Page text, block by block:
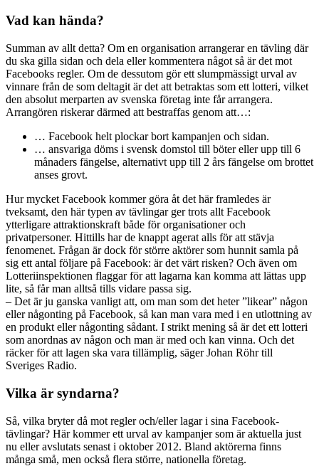
Vad kan hända?
Summan av allt detta? Om en organisation arrangerar en tävling där
du ska gilla sidan och dela eller kommentera något så är det mot
Facebooks regler. Om de dessutom gör ett slumpmässigt urval av
vinnare från de som deltagit är det att betraktas som ett lotteri, vilket
den absolut merparten av svenska företag inte får arrangera.
Arrangören riskerar därmed att bestraffas genom att…:
… Facebook helt plockar bort kampanjen och sidan.
… ansvariga döms i svensk domstol till böter eller upp till 6
månaders fängelse, alternativt upp till 2 års fängelse om brottet
anses grovt.
Hur mycket Facebook kommer göra åt det här framledes är
tveksamt, den här typen av tävlingar ger trots allt Facebook
ytterligare attraktionskraft både för organisationer och
privatpersoner. Hittills har de knappt agerat alls för att stävja
fenomenet. Frågan är dock för större aktörer som hunnit samla på
sig ett antal följare på Facebook: är det värt risken? Och även om
Lotteriinspektionen flaggar för att lagarna kan komma att lättas upp
lite, så får man alltså tills vidare passa sig.
– Det är ju ganska vanligt att, om man som det heter ”likear” någon
eller någonting på Facebook, så kan man vara med i en utlottning av
en produkt eller någonting sådant. I strikt mening så är det ett lotteri
som anordnas av någon och man är med och kan vinna. Och det
räcker för att lagen ska vara tillämplig, säger Johan Röhr till
Sveriges Radio.
Vilka är syndarna?
Så, vilka bryter då mot regler och/eller lagar i sina Facebook-
tävlingar? Här kommer ett urval av kampanjer som är aktuella just
nu eller avslutats senast i oktober 2012. Bland aktörerna finns
många små, men också flera större, nationella företag.